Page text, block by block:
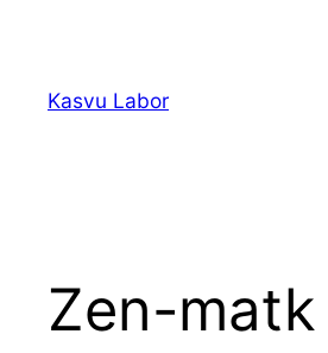
juurdeKasvu Labor
Zen-matk